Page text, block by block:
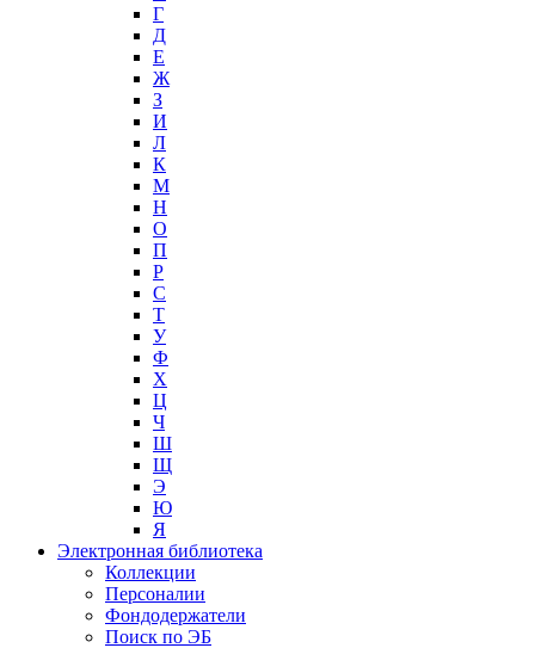
Г
Д
Е
Ж
З
И
Л
К
М
Н
О
П
Р
С
Т
У
Ф
Х
Ц
Ч
Ш
Щ
Э
Ю
Я
Электронная библиотека
Коллекции
Персоналии
Фондодержатели
Поиск по ЭБ